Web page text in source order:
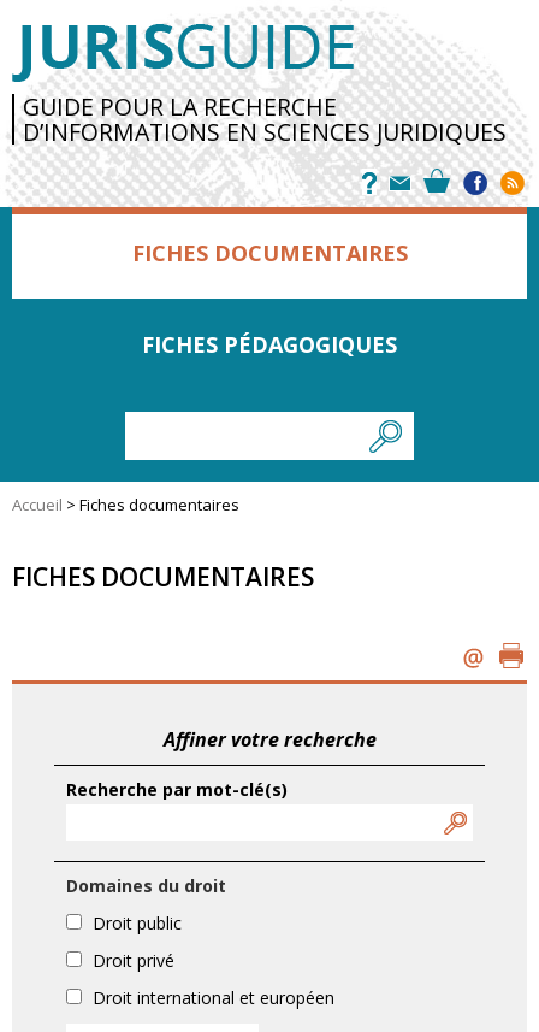
GUIDE POUR LA RECHERCHE
D’INFORMATIONS EN SCIENCES JURIDIQUES
FICHES DOCUMENTAIRES
FICHES PÉDAGOGIQUES
Accueil > Fiches documentaires
FICHES DOCUMENTAIRES
Affiner votre recherche
Recherche par mot-clé(s)
Domaines du droit
Droit public
Droit privé
Droit international et européen